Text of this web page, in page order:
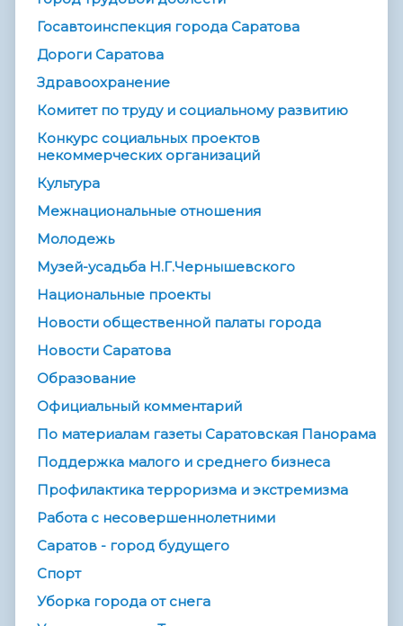
Госавтоинспекция города Саратова
Дороги Саратова
Здравоохранение
Комитет по труду и социальному развитию
Конкурс социальных проектов
некоммерческих организаций
Культура
Межнациональные отношения
Молодежь
Музей-усадьба Н.Г.Чернышевского
Национальные проекты
Новости общественной палаты города
Новости Саратова
Образование
Официальный комментарий
По материалам газеты Саратовская Панорама
Поддержка малого и среднего бизнеса
Профилактика терроризма и экстремизма
Работа с несовершеннолетними
Саратов - город будущего
Спорт
Уборка города от снега